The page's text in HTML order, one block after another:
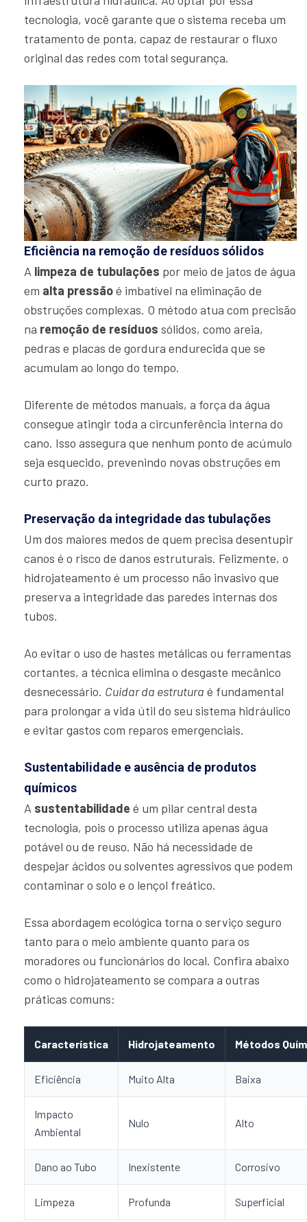
tecnologia, você garante que o sistema receba um
tratamento de ponta, capaz de restaurar o fluxo
original das redes com total segurança.
Eficiência na remoção de resíduos sólidos
A limpeza de tubulações por meio de jatos de água
em alta pressãoé imbatível na eliminação de
obstruções complexas. O método atua com precisão
na remoção de resíduos sólidos, como areia,
pedras e placas de gordura endurecida que se
acumulam ao longo do tempo.
Diferente de métodos manuais, a força da água
consegue atingir toda a circunferência interna do
cano. Isso assegura que nenhum ponto de acúmulo
seja esquecido, prevenindo novas obstruções em
curto prazo.
Preservação da integridade das tubulações
Um dos maiores medos de quem precisa desentupir
canos é o risco de danos estruturais. Felizmente, o
hidrojateamento é um processo não invasivo que
preserva a integridade das paredes internas dos
tubos.
Ao evitar o uso de hastes metálicas ou ferramentas
cortantes, a técnica elimina o desgaste mecânico
desnecessário. Cuidar da estrutura é fundamental
para prolongar a vida útil do seu sistema hidráulico
e evitar gastos com reparos emergenciais.
Sustentabilidade e ausência de produtos
químicos
A sustentabilidade é um pilar central desta
tecnologia, pois o processo utiliza apenas água
potável ou de reuso. Não há necessidade de
despejar ácidos ou solventes agressivos que podem
contaminar o solo e o lençol freático.
Essa abordagem ecológica torna o serviço seguro
tanto para o meio ambiente quanto para os
moradores ou funcionários do local. Confira abaixo
como o hidrojateamento se compara a outras
práticas comuns:
Característica Hidrojateamento Métodos
Eficiência Muito Alta Baixa
Impacto
Ambiental
Nulo Alto
Dano ao Tubo Inexistente Corrosivo
Limpeza Profunda Superficial